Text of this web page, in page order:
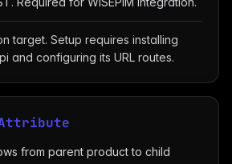
target. Setup requires installing
and configuring its URL routes.
from parent product to child